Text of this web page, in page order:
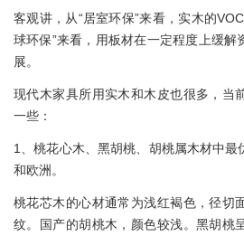
客观讲，从“居室环保”来看，实木的
球环保”来看，用板材在一定程度上缓解
展。
现代木家具所用实木和木皮也很多，当
一些：
1、桃花心木、黑胡桃、胡桃属木材中最
和欧洲。
桃花芯木的心材通常为浅红褐色，径切
纹。国产的胡桃木，颜色较浅。黑胡桃